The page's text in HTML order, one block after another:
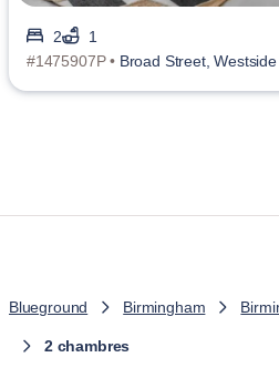
2
1
#1475907P • Broad Street, Westside
Blueground Birmingham
2 chambres